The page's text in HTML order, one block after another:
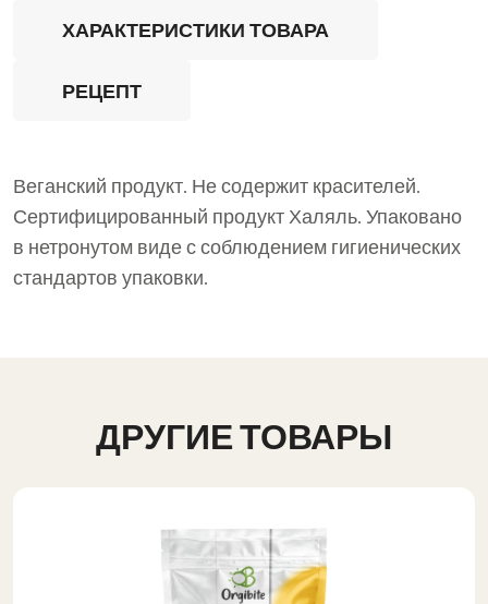
ХАРАКТЕРИСТИКИ ТОВАРА
РЕЦЕПТ
Веганский продукт. Не содержит красителей.
Сертифицированный продукт Халяль. Упаковано
в нетронутом виде с соблюдением гигиенических
стандартов упаковки.
ДРУГИЕ ТОВАРЫ